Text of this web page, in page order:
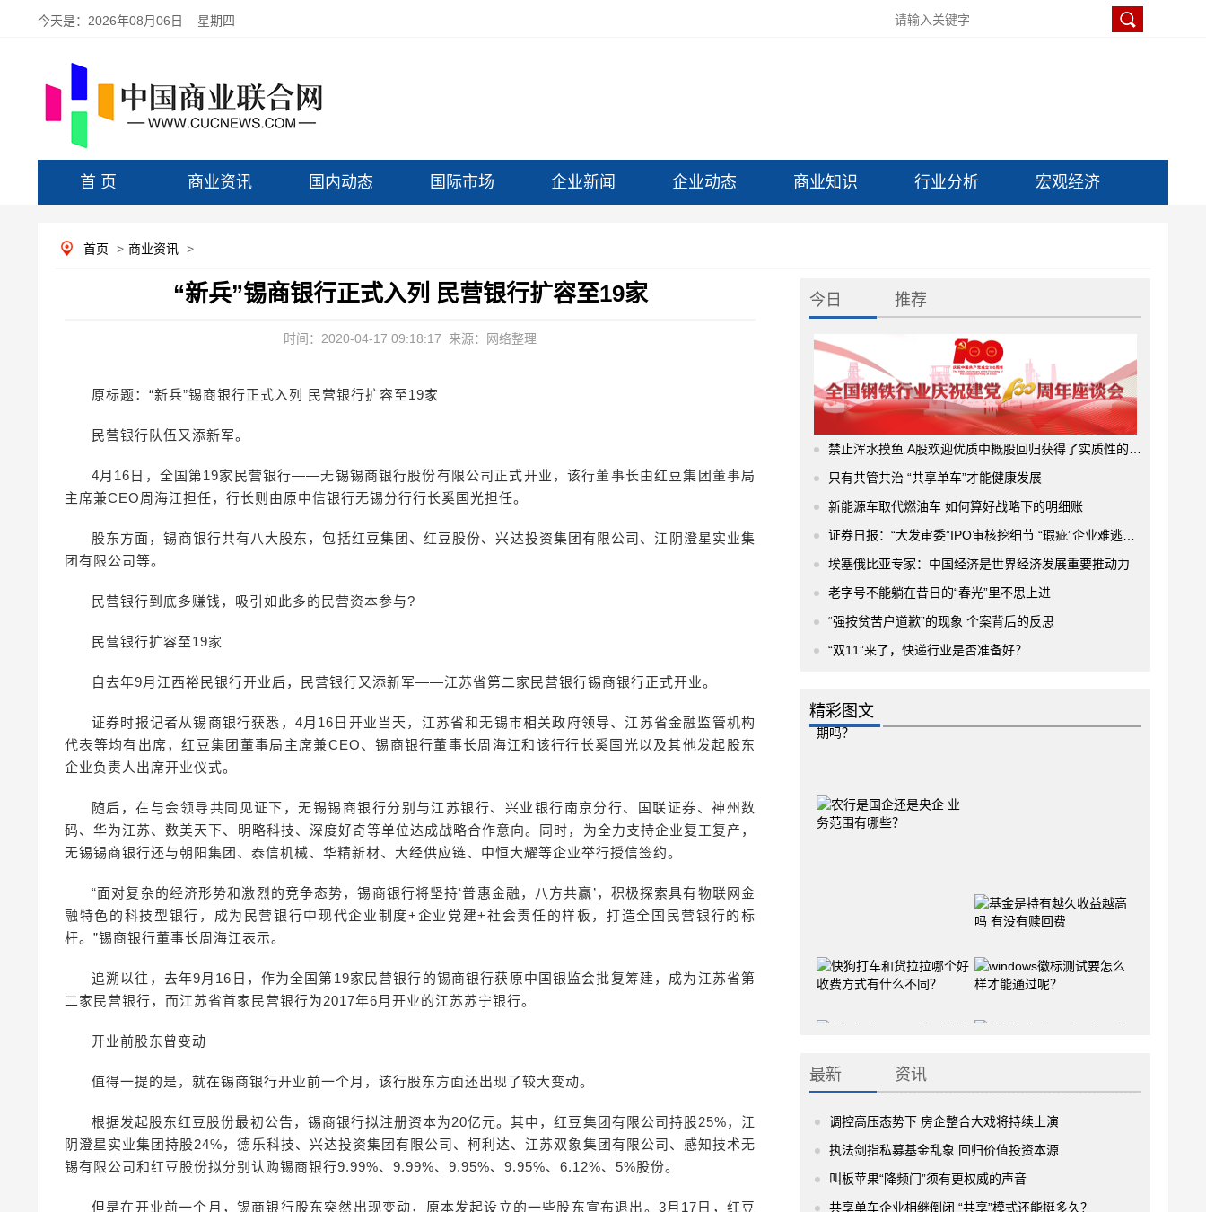
今天是： 2026年08月06日 星期四
首 页 商业资讯 国内动态 国际市场 企业新闻 企业动态 商业知识 行业分析 宏观经济
首页 > 商业资讯 >
“新兵”锡商银行正式入列 民营银行扩容至19家
时间：2020-04-17 09:18:17 来源：网络整理
原标题：“新兵”锡商银行正式入列 民营银行扩容至19家
民营银行队伍又添新军。
4月16日，全国第19家民营银行——无锡锡商银行股份有限公司正式开业，该行董事长由红豆集团董事局
主席兼CEO周海江担任，行长则由原中信银行无锡分行行长奚国光担任。
股东方面，锡商银行共有八大股东，包括红豆集团、红豆股份、兴达投资集团有限公司、江阴澄星实业集
团有限公司等。
民营银行到底多赚钱，吸引如此多的民营资本参与?
民营银行扩容至19家
自去年9月江西裕民银行开业后，民营银行又添新军——江苏省第二家民营银行锡商银行正式开业。
证券时报记者从锡商银行获悉，4月16日开业当天，江苏省和无锡市相关政府领导、江苏省金融监管机构
代表等均有出席，红豆集团董事局主席兼CEO、锡商银行董事长周海江和该行行长奚国光以及其他发起股东
企业负责人出席开业仪式。
随后，在与会领导共同见证下，无锡锡商银行分别与江苏银行、兴业银行南京分行、国联证券、神州数
码、华为江苏、数美天下、明略科技、深度好奇等单位达成战略合作意向。同时，为全力支持企业复工复产，
无锡锡商银行还与朝阳集团、泰信机械、华精新材、大经供应链、中恒大耀等企业举行授信签约。
“面对复杂的经济形势和激烈的竞争态势，锡商银行将坚持‘普惠金融，八方共赢’，积极探索具有物联网金
融特色的科技型银行，成为民营银行中现代企业制度+企业党建+社会责任的样板，打造全国民营银行的标
杆。”锡商银行董事长周海江表示。
追溯以往，去年9月16日，作为全国第19家民营银行的锡商银行获原中国银监会批复筹建，成为江苏省第
二家民营银行，而江苏省首家民营银行为2017年6月开业的江苏苏宁银行。
开业前股东曾变动
值得一提的是，就在锡商银行开业前一个月，该行股东方面还出现了较大变动。
根据发起股东红豆股份最初公告，锡商银行拟注册资本为20亿元。其中，红豆集团有限公司持股25%，江
阴澄星实业集团持股24%，德乐科技、兴达投资集团有限公司、柯利达、江苏双象集团有限公司、感知技术无
锡有限公司和红豆股份拟分别认购锡商银行9.99%、9.99%、9.95%、9.95%、6.12%、5%股份。
但是在开业前一个月，锡商银行股东突然出现变动，原本发起设立的一些股东宣布退出。3月17日，红豆
今日 推荐
禁止浑水摸鱼 A股欢迎优质中概股回归获得了实质性的进展
只有共管共治 “共享单车”才能健康发展
新能源车取代燃油车 如何算好战略下的明细账
证券日报：“大发审委”IPO审核挖细节 “瑕疵”企业难逃法眼
埃塞俄比亚专家：中国经济是世界经济发展重要推动力
老字号不能躺在昔日的“春光”里不思上进
“强按贫苦户道歉”的现象 个案背后的反思
“双11”来了，快递行业是否准备好？
精彩图文
最新 资讯
调控高压态势下 房企整合大戏将持续上演
执法剑指私募基金乱象 回归价值投资本源
叫板苹果“降频门”须有更权威的声音
共享单车企业相继倒闭 “共享”模式还能挺多久？